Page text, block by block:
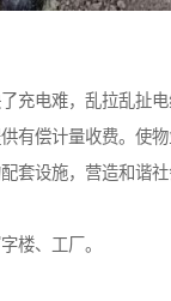
充电难，乱拉乱扯
有偿计量收费。使物
套设施，营造和谐社
楼、工厂。